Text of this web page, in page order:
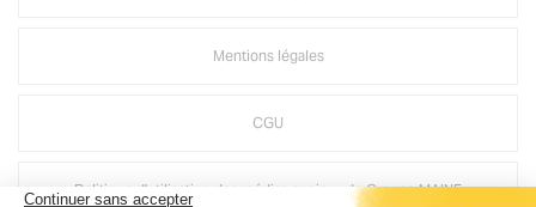
Mentions légales
CGU
Politique d'utilisation des médias sociaux de Groupe MAINE